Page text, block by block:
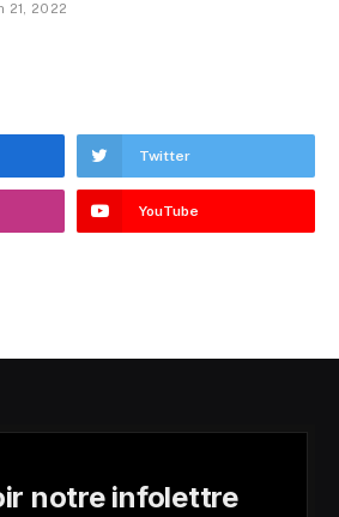
21, 2022
Twitter
YouTube
notre infolettre